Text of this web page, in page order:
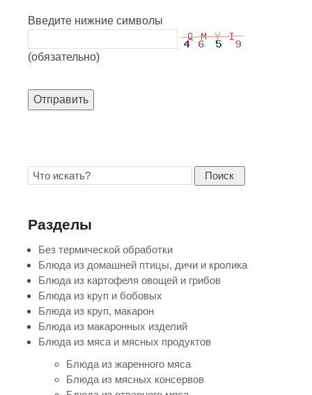
Введите нижние символы
(обязательно)
Отправить
Поиск
Разделы
Без термической обработки
Блюда из домашней птицы, дичи и кролика
Блюда из картофеля овощей и грибов
Блюда из круп и бобовых
Блюда из круп, макарон
Блюда из макаронных изделий
Блюда из мяса и мясных продуктов
Блюда из жаренного мяса
Блюда из мясных консервов